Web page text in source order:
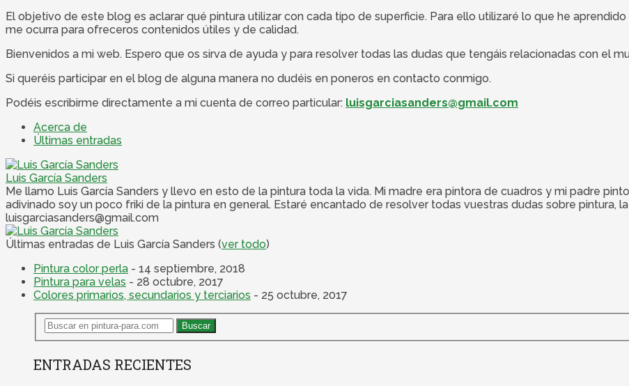
El objetivo de este blog es aclarar qué pintura utilizar con cada tipo de superficie. Para ello utilizaré lo que he
me ocurra para ofreceros contenidos útiles y de calidad.
Bienvenidos a mi web. Espero que os sirva de ayuda y para resolver todas las dudas que tengáis relacionadas con el
Si queréis participar en el blog de alguna manera no dudéis en poneros en contacto conmigo.
Podéis escribirme directamente a mi cuenta de correo particular: luisgarciasanders@gmail.com
Acerca de
Últimas entradas
Luis García Sanders
Me llamo Luis García Sanders y llevo en esto de la pintura toda la vida. Mi madre era pintora de cuadros y mi padre
adivinado soy un poco friki de la pintura en general. Estaré encantado de resolver todas vuestras dudas sobre pintura,
luisgarciasanders@gmail.com
Últimas entradas de Luis García Sanders (ver todo)
Pintura color perla - 14 septiembre, 2018
Pintura para velas - 28 octubre, 2017
Colores primarios, secundarios y terciarios - 25 octubre, 2017
ENTRADAS RECIENTES